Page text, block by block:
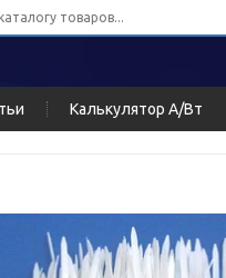
Калькулятор А/Вт